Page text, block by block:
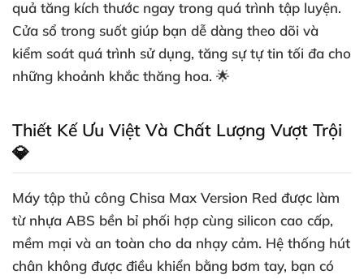
quả tăng kích thước ngay trong quá trình tập luyện.
Cửa sổ trong suốt giúp bạn dễ dàng theo dõi và
kiểm soát quá trình sử dụng, tăng sự tự tin tối đa cho
những khoảnh khắc thăng hoa. 🌟
Thiết Kế Ưu Việt Và Chất Lượng Vượt Trội
💎
Máy tập thủ công Chisa Max Version Red được làm
từ nhựa ABS bền bỉ phối hợp cùng silicon cao cấp,
mềm mại và an toàn cho da nhạy cảm. Hệ thống hút
chân không được điều khiển bằng bơm tay, bạn có